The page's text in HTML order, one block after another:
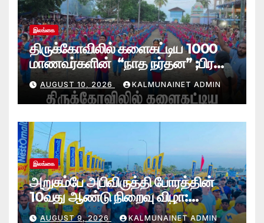
இலங்கை
திருக்கோவிலில் களைகட்டிய 1000
மாணவர்களின் “நாத நர்தன” ;பிரதி
போலீஸ் மாஅதிபரும் பங்கேற்பு
AUGUST 10, 2026 KALMUNAINET ADMIN
இலங்கை
அறுகம்பே அபிவிருத்தி போரத்தின்
10வது ஆண்டு நிறைவு விழா:
அறுகம்பே அரை மரதன் ஓட்டத்தில்
AUGUST 9, 2026 KALMUNAINET ADMIN